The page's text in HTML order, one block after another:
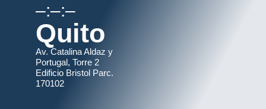
–:–:–
Quito
Av. Catalina Aldaz y
Portugal, Torre 2
Edificio Bristol Parc.
170102